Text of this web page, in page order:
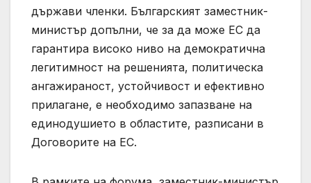
държави членки. Българският заместник-
министър допълни, че за да може ЕС да
гарантира високо ниво на демократична
легитимност на решенията, политическа
ангажираност, устойчивост и ефективно
прилагане, е необходимо запазване на
единодушието в областите, разписани в
Договорите на ЕС.